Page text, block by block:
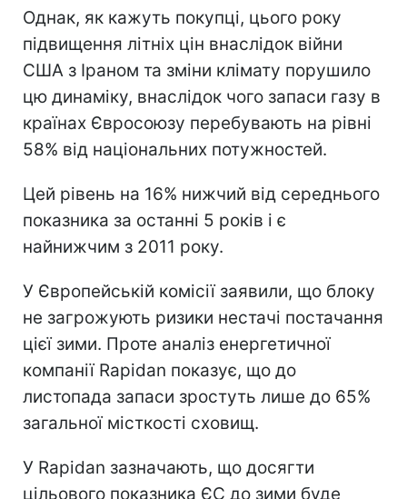
Однак, як кажуть покупці, цього року
підвищення літніх цін внаслідок війни
США з Іраном та зміни клімату порушило
цю динаміку, внаслідок чого запаси газу в
країнах Євросоюзу перебувають на рівні
58% від національних потужностей.
Цей рівень на 16% нижчий від середнього
показника за останні 5 років і є
найнижчим з 2011 року.
У Європейській комісії заявили, що блоку
не загрожують ризики нестачі постачання
цієї зими. Проте аналіз енергетичної
компанії Rapidan показує, що до
листопада запаси зростуть лише до 65%
загальної місткості сховищ.
У Rapidan зазначають, що досягти
цільового показника ЄС до зими буде